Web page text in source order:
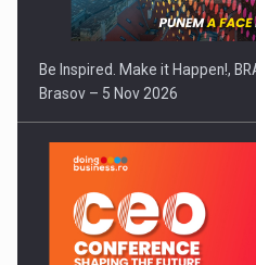
Be Inspired. Make it Happen!,
Brasov – 5 Nov 2026